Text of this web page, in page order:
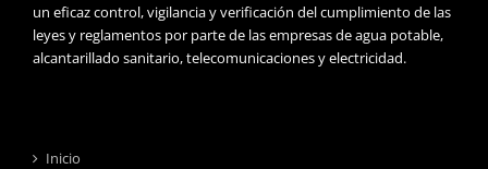
un eficaz control, vigilancia y verificación del cumplimiento de las
leyes y reglamentos por parte de las empresas de agua potable,
alcantarillado sanitario, telecomunicaciones y electricidad.
Inicio